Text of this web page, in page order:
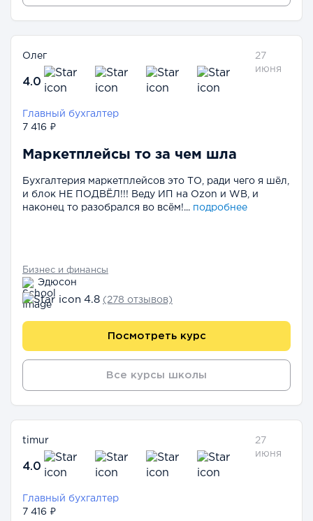
Олег
4.0
27
июня
Главный бухгалтер
7 416 ₽
Маркетплейсы то за чем шла
Бухгалтерия маркетплейсов это ТО, ради чего я шёл,
и блок НЕ ПОДВЁЛ!!! Веду ИП на Ozon и WB, и
наконец то разобрался во всём!... подробнее
Бизнес и финансы
Эдюсон
4.8 (278 отзывов)
Посмотреть курс
Все курсы школы
timur
4.0
27
июня
Главный бухгалтер
7 416 ₽